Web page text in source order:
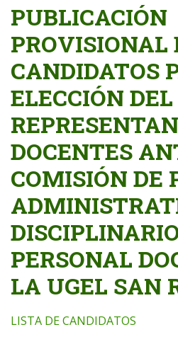
PUBLICACIÓN
PROVISIONAL
CANDIDATOS
ELECCIÓN DEL
DOCENTES
COMISIÓN DE
PERSONAL
LA UGEL SAN
LISTA DE CANDIDATOS